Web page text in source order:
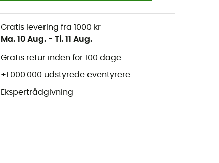
Gratis levering fra 1000 kr
Ma. 10 Aug. - Ti. 11 Aug.
Gratis retur inden for 100 dage
+1.000.000 udstyrede eventyrere
Ekspertrådgivning